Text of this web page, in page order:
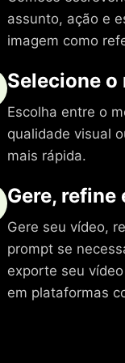
assunto, ação e
imagem como
Selecione o
Escolha entre o
qualidade visual
mais rápida.
Gere, refine
Gere seu vídeo,
prompt se
exporte seu
em plataformas